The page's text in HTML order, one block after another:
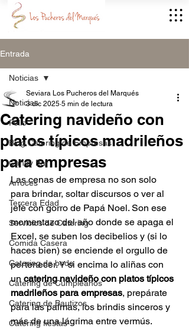
Entrada
Noticias
Pollo
Blog Catering de Empresas
Candy Bar
Arroces
Tercera Edad
Servicios de Catering
Comida Casera
Catering de boda
Catering de Cumpleaños
Catering de Bautizos
Catering fiestas
Noticias
Catering navideño con
platos típicos madrileños
para empresas
Seviara Los Pucheros del Marqués
3 dic 2025 5 min de lectura
Las cenas de empresa no son solo
para brindar, soltar discursos o ver al
jefe con gorro de Papá Noel. Son ese
momentazo del año donde se apaga el
Excel, se suben los decibelios y (si lo
haces bien) se enciende el orgullo de
pertenecer. Y si encima lo aliñas con
un catering navideño con platos típicos
madrileños para empresas, prepárate
para las palmas, los brindis sinceros y
más de una lágrima entre vermús.